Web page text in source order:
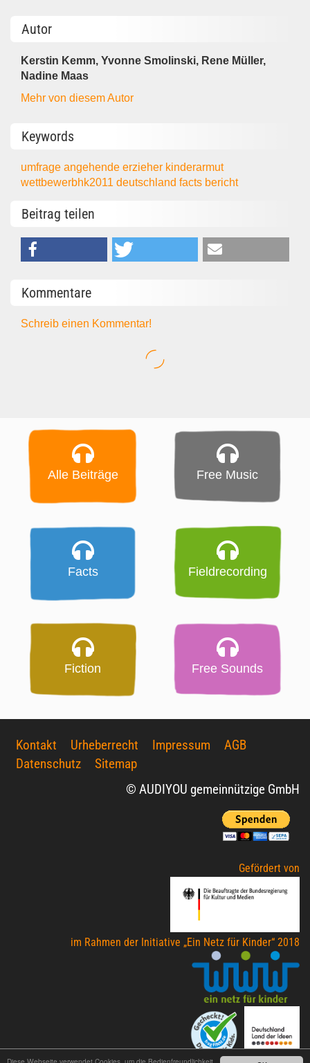
Autor
Kerstin Kemm, Yvonne Smolinski, Rene Müller,
Nadine Maas
Mehr von diesem Autor
Keywords
umfrageangehende erzieher kinderarmut
wettbewerbhk2011deutschlandfacts bericht
Beitrag teilen
Kommentare
Schreib einen Kommentar!
Alle Beiträge Free Music
Facts Fieldrecording
Fiction Free Sounds
Kontakt Urheberrecht Impressum
AGB
Datenschutz
Sitemap
© AUDIYOU gemeinnützige GmbH
Gefördert von
im Rahmen der Initiative „Ein Netz für Kinder“ 2018